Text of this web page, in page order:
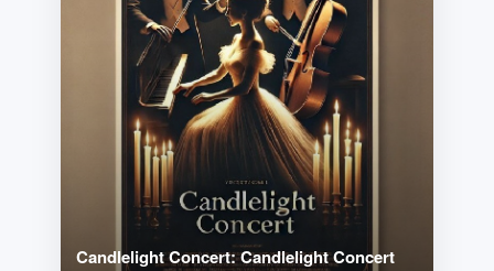
Candlelight Concert: Candlelight Concert